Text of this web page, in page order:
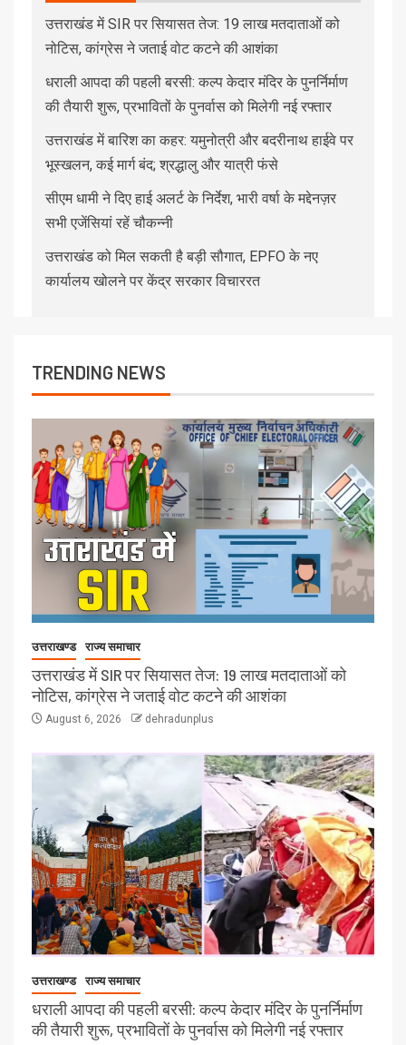
उत्तराखंड में SIR पर सियासत तेज: 19 लाख मतदाताओं को
नोटिस, कांग्रेस ने जताई वोट कटने की आशंका
धराली आपदा की पहली बरसी: कल्प केदार मंदिर के पुनर्निर्माण
की तैयारी शुरू, प्रभावितों के पुनर्वास को मिलेगी नई रफ्तार
उत्तराखंड में बारिश का कहर: यमुनोत्री और बदरीनाथ हाईवे पर
भूस्खलन, कई मार्ग बंद; श्रद्धालु और यात्री फंसे
सीएम धामी ने दिए हाई अलर्ट के निर्देश, भारी वर्षा के मद्देनज़र
सभी एजेंसियां रहें चौकन्नी
उत्तराखंड को मिल सकती है बड़ी सौगात, EPFO के नए
कार्यालय खोलने पर केंद्र सरकार विचाररत
TRENDING NEWS
उत्तराखण्ड राज्य समाचार
उत्तराखंड में SIR पर सियासत तेज: 19 लाख मतदाताओं को
नोटिस, कांग्रेस ने जताई वोट कटने की आशंका
August 6, 2026 dehradunplus
उत्तराखण्ड राज्य समाचार
धराली आपदा की पहली बरसी: कल्प केदार मंदिर के पुनर्निर्माण
की तैयारी शुरू, प्रभावितों के पुनर्वास को मिलेगी नई रफ्तार